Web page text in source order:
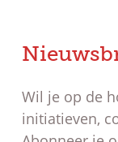
Wil je op de
initiatieven,